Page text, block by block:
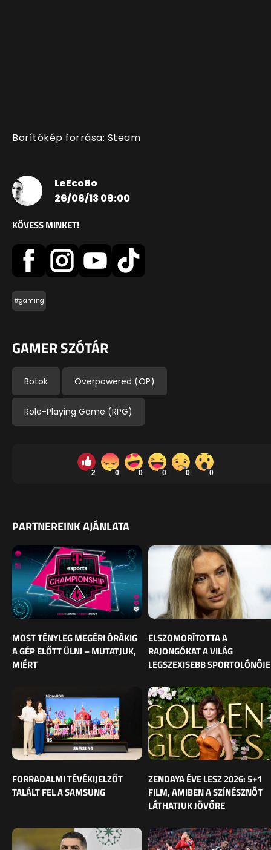
Borítókép forrása: Steam
LeEcoBo
26/06/13 09:00
KÖVESS MINKET!
#gaming
GAMER SZÓTÁR
Botok Overpowered (OP)
Role-Playing Game (RPG)
2 0 0 0 0 0
PARTNEREINK AJÁNLATA
MOST TÉNYLEG MEGÉRI ÓRÁKIG
A GÉP ELŐTT ÜLNI – MUTATJUK,
MIÉRT
ELSZOMORÍTOTTA A
RAJONGÓKAT A VILÁG
LEGSZEXISEBB SPORTOLÓNŐJE
FORRADALMI TÉVÉKIJELZŐT
TALÁLT FEL A SAMSUNG
ZENDAYA ÉVE LESZ 2026: 5+1
FILM, AMIBEN A SZÍNÉSZNŐT
LÁTHATJUK JÖVŐRE